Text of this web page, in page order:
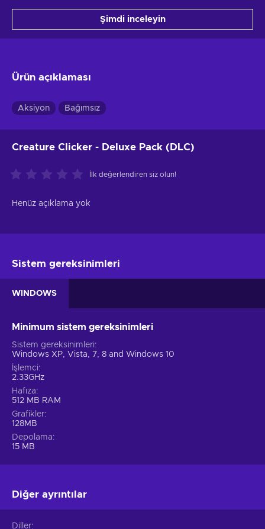
Şimdi inceleyin
Ürün açıklaması
Aksiyon Bağımsız
Creature Clicker - Deluxe Pack (DLC)
İlk değerlendiren siz olun!
Henüz açıklama yok
Sistem gereksinimleri
WINDOWS
Minimum sistem gereksinimleri
Sistem gereksinimleri
Windows XP, Vista, 7, 8 and Windows 10
İşlemci
2.33GHz
Hafıza
512 MB RAM
Grafikler
128MB
Depolama
15 MB
Diğer ayrıntılar
Diller